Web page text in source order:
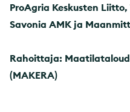
ProAgria Keskusten
Savonia AMK ja
Rahoittaja:
(MAKERA)